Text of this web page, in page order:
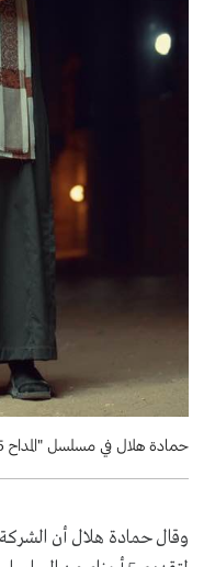
حمادة هلال في مسلسل "المداح 5"
وقال حمادة هلال أن